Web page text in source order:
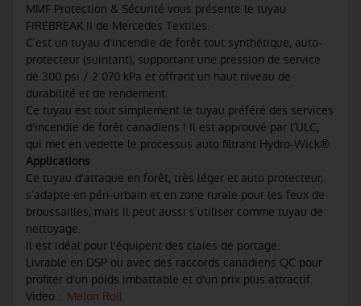
MMF Protection & Sécurité vous présente le tuyau
FIREBREAK II de Mercedes Textiles.
C’est un tuyau d'incendie de forêt tout synthétique, auto-
protecteur (suintant), supportant une pression de service
de 300 psi / 2 070 kPa et offrant un haut niveau de
durabilité et de rendement.
Ce tuyau est tout simplement le tuyau préféré des services
d'incendie de forêt canadiens ! Il est approuvé par l’ULC,
qui met en vedette le processus auto filtrant Hydro-Wick®.
Applications
Ce tuyau d'attaque en forêt, très léger et auto protecteur,
s’adapte en péri-urbain et en zone rurale pour les feux de
broussailles, mais il peut aussi s’utiliser comme tuyau de
nettoyage.
Il est idéal pour l'équipent des claies de portage.
Livrable en DSP ou avec des raccords canadiens QC pour
profiter d'un poids imbattable et d'un prix plus attractif.
Video : Melon Roll